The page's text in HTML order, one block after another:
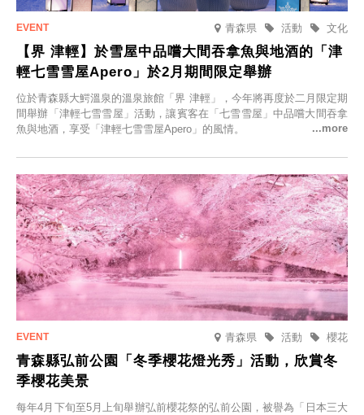
青森県 文化
活動
【界 津輕】於雪屋中品嚐大間吞拿魚與地酒的「津
輕七雪雪屋Apero」於2月期間限定舉辦
位於青森縣大鰐溫泉的溫泉旅館「界 津輕」，今年將再度於二月限定期
間舉辦「津輕七雪雪屋」活動，讓賓客在「七雪雪屋」中品嚐大間吞拿
魚與地酒，享受「津輕七雪雪屋Apero」的風情。
青森県 櫻花
活動
青森縣弘前公園「冬季櫻花燈光秀」活動，欣賞冬
季櫻花美景
每年4月下旬至5月上旬舉辦弘前櫻花祭的弘前公園，被譽為「日本三大